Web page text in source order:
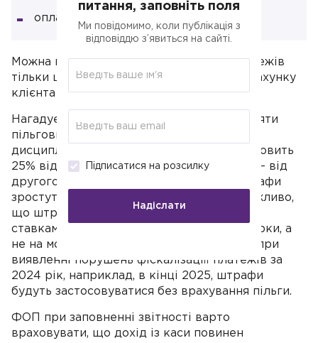
оплаті через NovaPay.
Можна не здійснювати фіскалізацію платежів
тільки щодо прямих транзакцій з IBAN-рахунку
клієнта на IBAN-рахунок підприємця.
Нагадуємо, що до 31.07.2025 року буде діяти
пільговий штраф за порушення касової
дисципліни. За невидачу чеку штраф становить
25% від суми від першого продажу, 50% — від
другого і наступних. З 1.08.2025 року штрафи
зростуть до 100% та 150% відповідно. Важливо,
що штрафи застосовуватимуться за тими
ставками, які діятимуть на момент перевірки, а
не на момент порушення. Це означає, що при
виявленні порушень фіскалізаціїї платежів за
2024 рік, наприклад, в кінці 2025, штрафи
будуть застосовуватися без врахування пільги.
ФОП при заповненні звітності варто
враховувати, що дохід із каси повинен
питання, заповніть поля
Ми повідомимо, коли публікація з
відповіддю з’явиться на сайті.
Підписатися на розсилку
Надіслати